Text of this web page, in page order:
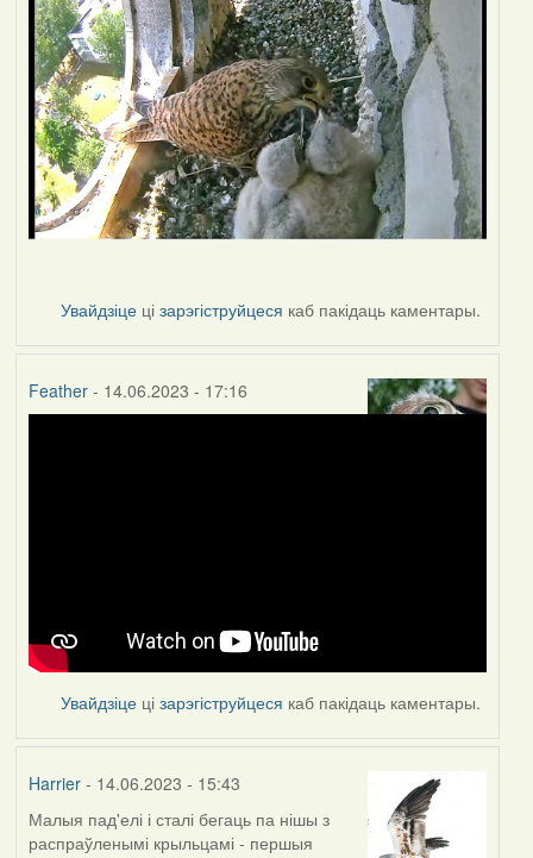
Увайдзіце цізарэгіструйцеся каб пакідаць каментары.
Feather- 14.06.2023 - 17:16
Увайдзіце цізарэгіструйцеся каб пакідаць каментары.
Harrier- 14.06.2023 - 15:43
Малыя пад'елі і сталі бегаць па нішы з
распраўленымі крыльцамі - першыя